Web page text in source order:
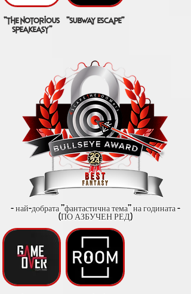
"the notorious
speakeasy"
"subway escape"
- най-добрата "фантастична тема" на годината -
(ПО АЗБУЧЕН РЕД)